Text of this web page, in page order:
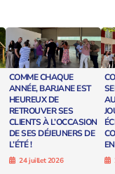
COMME CHAQUE
ANNÉE, BARJANE EST
HEUREUX DE
RETROUVER SES
CLIENTS À L’OCCASION
DE SES DÉJEUNERS DE
L’ÉTÉ !
24 juillet 2026